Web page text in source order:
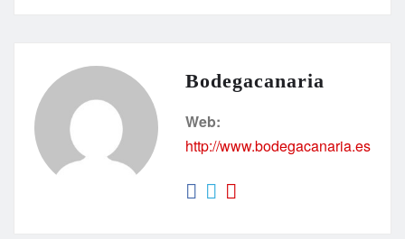
Bodegacanaria
Web:
http://www.bodegacanaria.es